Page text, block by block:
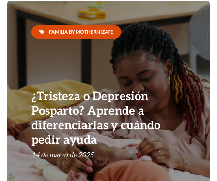
FAMILIA BY MOTHERNIZATE
¿Tristeza o Depresión
Posparto? Aprende a
diferenciarlas y cuándo
pedir ayuda
14 de marzo de 2025